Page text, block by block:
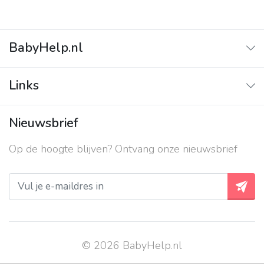
BabyHelp.nl
Vraag & Antwoord
Links
Contact
Over ons
Privacy beleid
Nieuwsbrief
Op de hoogte blijven? Ontvang onze nieuwsbrief
© 2026 BabyHelp.nl